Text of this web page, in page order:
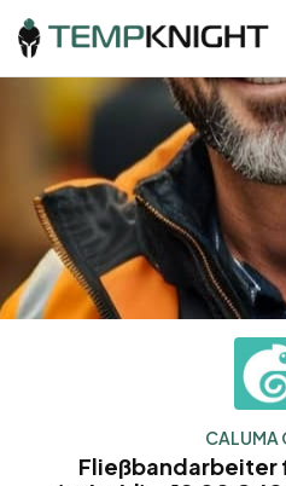
CALUMA
Fließbandarbeiter